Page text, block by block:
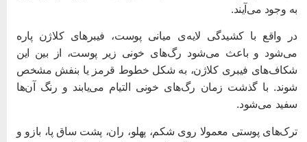
وجود می‌آیند.
واقع با کشیدگی لایه‌ی میانی پوست، فیبرهای کلاژن پاره
و باعث می‌شود رگ‌های خونی زیر پوست، از بین این
فیبری کلاژن، به شکل خطوط قرمز یا بنفش مشخص
با گذشت زمان رگ‌های خونی التیام می‌یابند و رنگ آن‌ها
می‌شود.
پوستی معمولا روی شکم، پهلو، ران، پشت ساق پا، بازو و